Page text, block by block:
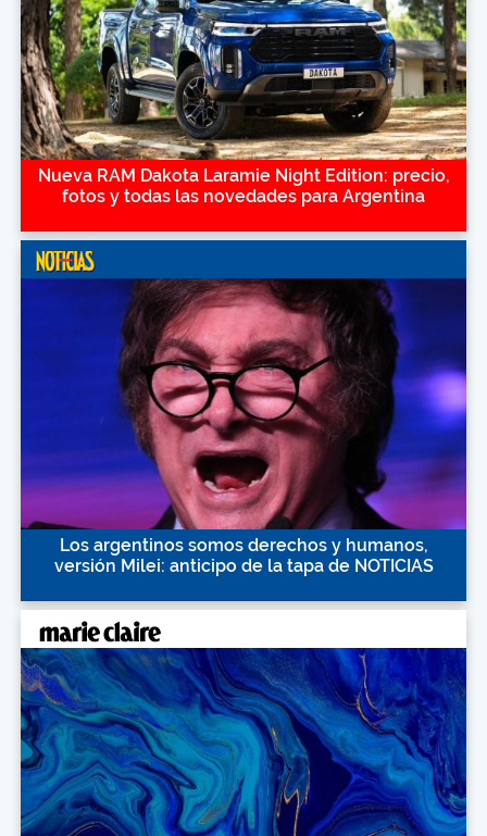
Nueva RAM Dakota Laramie Night Edition: precio,
fotos y todas las novedades para Argentina
Los argentinos somos derechos y humanos,
versión Milei: anticipo de la tapa de NOTICIAS